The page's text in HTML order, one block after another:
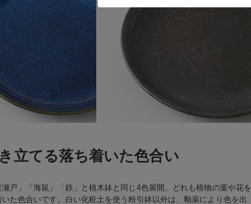
立てる落ち着いた色合い
戸」「海鼠」「鉄」と植木鉢と同じ4色展開。どれも植物の葉や花を
た色合いです。白い化粧土を使う粉引鉢以外は、釉薬により色を出